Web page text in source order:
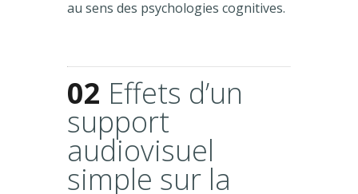
au sens des psychologies cognitives.
02 Effets d’un
support
audiovisuel
simple sur la